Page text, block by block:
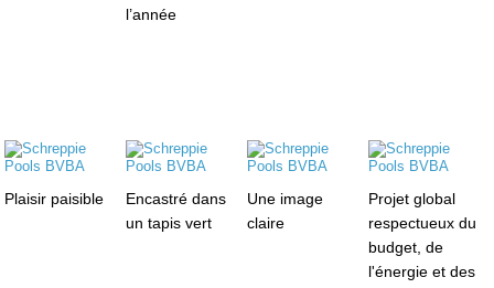
l’année
Plaisir paisible
Encastré dans
un tapis vert
Une image
claire
Projet global
respectueux du
budget, de
l'énergie et des